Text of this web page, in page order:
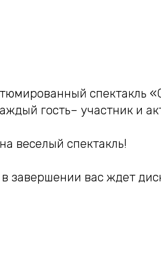
спектакль
гость– участник и
веселый спектакль!
в завершении вас ждет